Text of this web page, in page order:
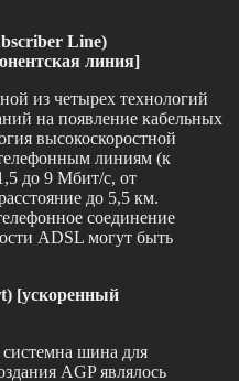
Line)
линия]
из четырех технологий
на появление кабельных
высокоскоростной
линиям (к
до 9 Мбит/с, от
до 5,5 км.
соединение
ADSL могут быть
[ускоренный
шина для
AGP являлось